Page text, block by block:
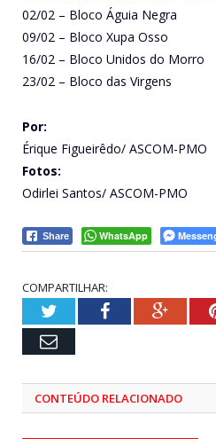
02/02 – Bloco Águia Negra
09/02 – Bloco Xupa Osso
16/02 – Bloco Unidos do Morro
23/02 – Bloco das Virgens
Por:
Érique Figueirêdo/ ASCOM-PMO
Fotos:
Odirlei Santos/ ASCOM-PMO
Share WhatsApp
COMPARTILHAR:
TwitterFacebook
Email
CONTEÚDO RELACIONADO